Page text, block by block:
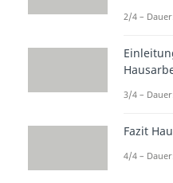
Nach
Studyflix zu
2/4 –
3/4 –
Fazit
4/4 –